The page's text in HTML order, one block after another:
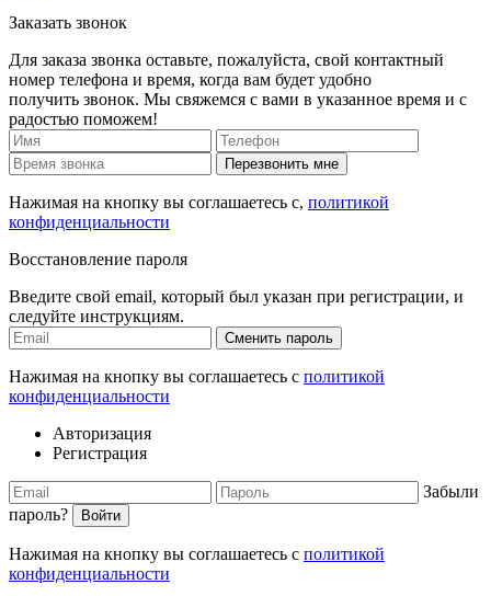
Заказать звонок
Для заказа звонка оставьте, пожалуйста, свой контактный
номер телефона и время, когда вам будет удобно
получить звонок. Мы свяжемся с вами в указанное время и с
радостью поможем!
Перезвонить мне
Нажимая на кнопку вы соглашаетесь с, политикой
конфиденциальности
Восстановление пароля
Введите свой email, который был указан при регистрации, и
следуйте инструкциям.
Сменить пароль
Нажимая на кнопку вы соглашаетесь с политикой
конфиденциальности
Авторизация
Регистрация
Забыли
пароль?
Войти
Нажимая на кнопку вы соглашаетесь с политикой
конфиденциальности